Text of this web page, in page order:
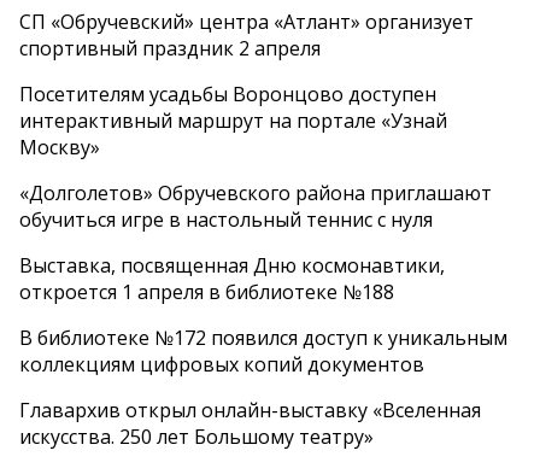
СП «Обручевский» центра «Атлант» организует
спортивный праздник 2 апреля
Посетителям усадьбы Воронцово доступен
интерактивный маршрут на портале «Узнай
Москву»
«Долголетов» Обручевского района приглашают
обучиться игре в настольный теннис с нуля
Выставка, посвященная Дню космонавтики,
откроется 1 апреля в библиотеке №188
В библиотеке №172 появился доступ к уникальным
коллекциям цифровых копий документов
Главархив открыл онлайн-выставку «Вселенная
искусства. 250 лет Большому театру»